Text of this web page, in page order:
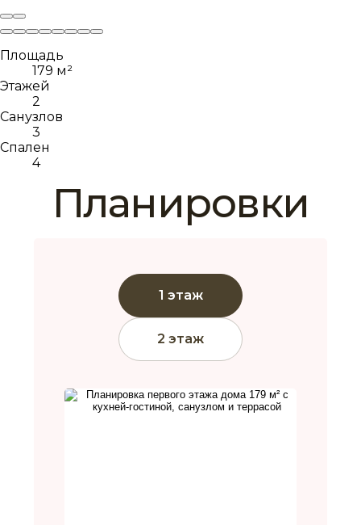
Площадь
179 м²
Этажей
2
Санузлов
3
Спален
4
Планировки
1 этаж
2 этаж